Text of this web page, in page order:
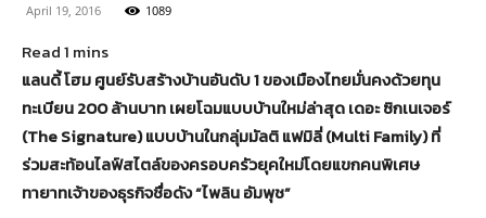
April 19, 2016 1089
แลนดี้ โฮม ศูนย์รับสร้างบ้านอันดับ 1 ของเมืองไทยมั่นคงด้วยทุน
ทะเบียน 200 ล้านบาท เผยโฉมแบบบ้านใหม่ล่าสุด เดอะ ซิกเนเจอร์
(The Signature) แบบบ้านในกลุ่มมัลติ แฟมิลี่ (Multi Family) ที่
ร่วมสะท้อนไลฟ์สไตล์ของครอบครัวยุคใหม่โดยแขกคนพิเศษ
ทายาทเจ้าของธุรกิจชื่อดัง “ไพลิน อัมพุช”